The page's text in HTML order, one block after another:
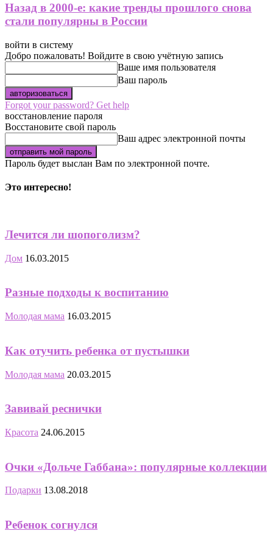
Назад в 2000-е: какие тренды прошлого снова
стали популярны в России
войти в систему
Добро пожаловать! Войдите в свою учётную запись
Ваше имя пользователя
Ваш пароль
Forgot your password? Get help
восстановление пароля
Восстановите свой пароль
Ваш адрес электронной почты
Пароль будет выслан Вам по электронной почте.
Это интересно!
Лечится ли шопоголизм?
Дом 16.03.2015
Разные подходы к воспитанию
Молодая мама 16.03.2015
Как отучить ребенка от пустышки
Молодая мама 20.03.2015
Завивай реснички
Красота 24.06.2015
Очки «Дольче Габбана»: популярные коллекции
Подарки 13.08.2018
Ребенок согнулся